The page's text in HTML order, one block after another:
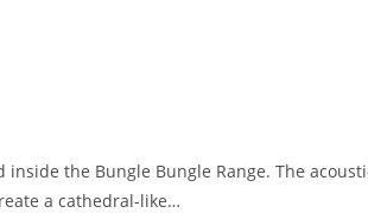
the Bungle Bungle Range. The
a cathedral-like…